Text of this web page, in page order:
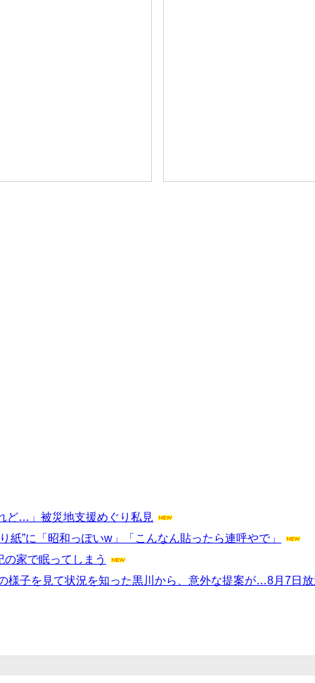
ど…」被災地支援めぐり私見
”に「昭和っぽいw」「こんなん貼ったら連呼やで」
の家で眠ってしまう
様子を見て状況を知った黒川から、意外な提案が…8月7日